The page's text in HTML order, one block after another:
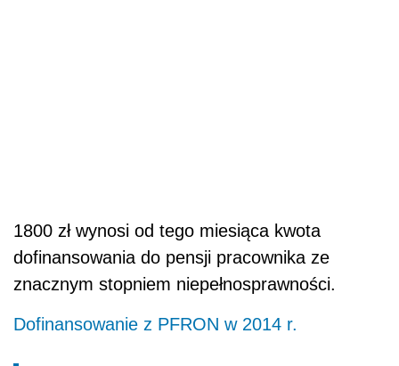
1800 zł wynosi od tego miesiąca kwota
dofinansowania do pensji pracownika ze
znacznym stopniem niepełnosprawności.
Dofinansowanie z PFRON w 2014 r.